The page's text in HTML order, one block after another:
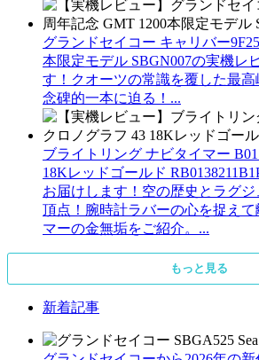
グランドセイコー キャリバー
本限定モデル SBGN007の実機レ
す！クオーツの常識を覆した最
念碑的一本に迫る！...
ブライトリング ナビタイマー
18Kレッドゴールド
お届けします！空の歴史とラグ
頂点！腕時計ラバーの心を捉え
マーの金無垢をご紹介。...
もっと見る
新着記事